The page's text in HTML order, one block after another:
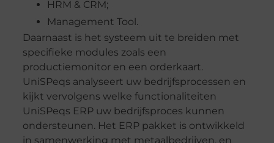
HRM & CRM;
Management Tool.
Daarnaast is het systeem uit te breiden met
specifieke modules zoals een
productiemonitor en een orderkaart.
UniSPeqs analyseert uw bedrijfsprocessen en
kijkt vervolgens welke functionaliteiten
UniSPeqs ERP uw bedrijfsproces kunnen
ondersteunen. Het ERP pakket is ontwikkeld
in samenwerking met metaalbedrijven, en